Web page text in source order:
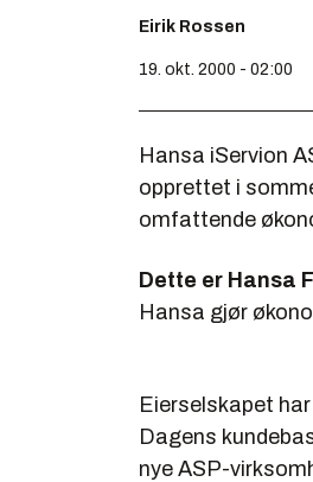
Eirik Rossen
19. okt. 2000 - 02:00
Hansa iServion
opprettet i
omfattende
Dette er Hansa
Hansa gjør
Eierselskapet
Dagens
nye ASP-